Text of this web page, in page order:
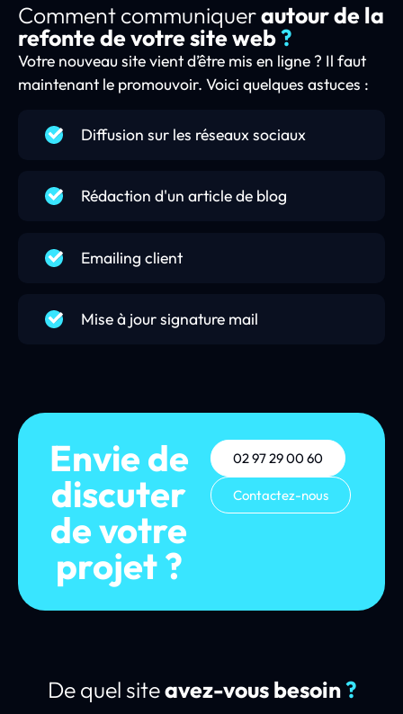
Comment communiquerautour de la
refonte de votre site web?
Votre nouveau site vient d’être mis en ligne ? Il faut
maintenant le promouvoir. Voici quelques astuces :
Diffusion sur les réseaux sociaux
Rédaction d'un article de blog
Emailing client
Mise à jour signature mail
Envie de
discuter
de votre
projet ?
02 97 29 00 60
Contactez-nous
De quel siteavez-vous besoin?